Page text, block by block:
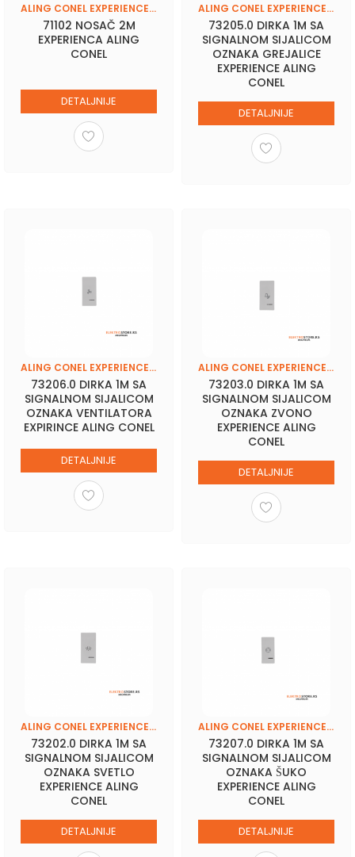
ALING CONEL EXPERIENCE (BASIC-FRAME)
71102 NOSAČ 2M
EXPERIENCA ALING
CONEL
DETALJNIJE
ALING CONEL EXPERIENCE (BASIC-FRAME)
73205.0 DIRKA 1M SA
SIGNALNOM SIJALICOM
OZNAKA GREJALICE
EXPERIENCE ALING
CONEL
DETALJNIJE
ALING CONEL EXPERIENCE (BASIC-FRAME)
73206.0 DIRKA 1M SA
SIGNALNOM SIJALICOM
OZNAKA VENTILATORA
EXPIRINCE ALING CONEL
DETALJNIJE
ALING CONEL EXPERIENCE (BASIC-FRAME)
73203.0 DIRKA 1M SA
SIGNALNOM SIJALICOM
OZNAKA ZVONO
EXPERIENCE ALING
CONEL
DETALJNIJE
ALING CONEL EXPERIENCE (BASIC-FRAME)
73202.0 DIRKA 1M SA
SIGNALNOM SIJALICOM
OZNAKA SVETLO
EXPERIENCE ALING
CONEL
DETALJNIJE
ALING CONEL EXPERIENCE (BASIC-FRAME)
73207.0 DIRKA 1M SA
SIGNALNOM SIJALICOM
OZNAKA ŠUKO
EXPERIENCE ALING
CONEL
DETALJNIJE